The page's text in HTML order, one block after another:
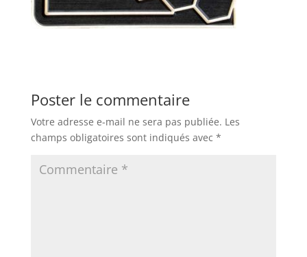
Poster le commentaire
Votre adresse e-mail ne sera pas publiée. Les
champs obligatoires sont indiqués avec *